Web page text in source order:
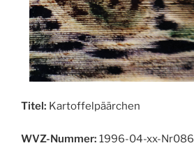
Titel: Kartoffelpäärchen
WVZ-Nummer: 1996-04-xx-Nr086